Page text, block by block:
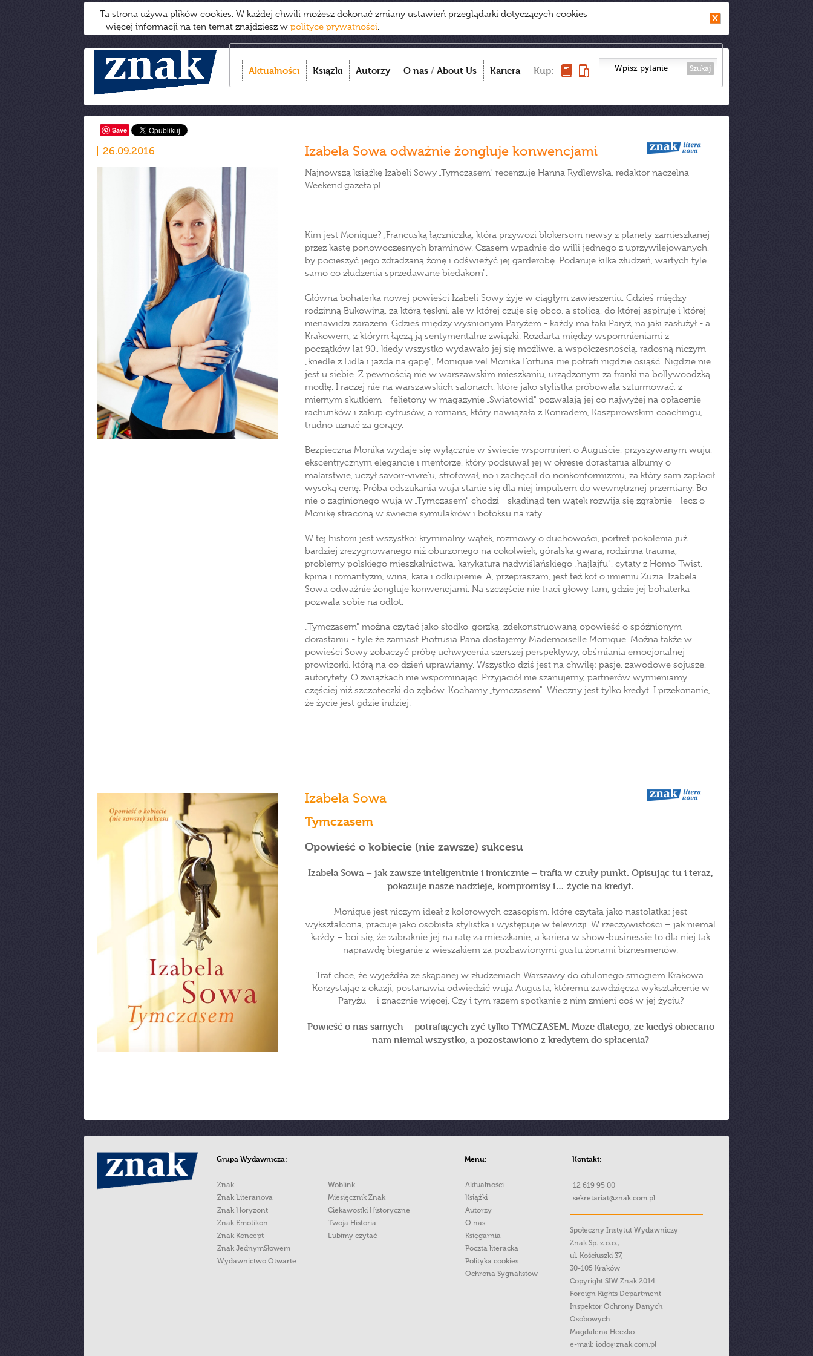
Ta strona używa plików cookies. W każdej chwili możesz dokonać zmiany ustawień przeglądarki dotyczących cookies
- więcej informacji na ten temat znajdziesz w polityce prywatności.
Aktualności Książki Autorzy O nas / About Us Kariera Kup: Szukaj
Save
26.09.2016 Izabela Sowa odważnie żongluje konwencjami
Najnowszą książkę Izabeli Sowy „Tymczasem" recenzuje Hanna Rydlewska, redaktor naczelna
Weekend.gazeta.pl.
Kim jest Monique? „Francuską łączniczką, która przywozi blokersom newsy z planety zamieszkanej
przez kastę ponowoczesnych braminów. Czasem wpadnie do willi jednego z uprzywilejowanych,
by pocieszyć jego zdradzaną żonę i odświeżyć jej garderobę. Podaruje kilka złudzeń, wartych tyle
samo co złudzenia sprzedawane biedakom".
Główna bohaterka nowej powieści Izabeli Sowy żyje w ciągłym zawieszeniu. Gdzieś między
rodzinną Bukowiną, za którą tęskni, ale w której czuje się obco, a stolicą, do której aspiruje i której
nienawidzi zarazem. Gdzieś między wyśnionym Paryżem - każdy ma taki Paryż, na jaki zasłużył - a
Krakowem, z którym łączą ją sentymentalne związki. Rozdarta między wspomnieniami z
początków lat 90., kiedy wszystko wydawało jej się możliwe, a współczesnością, radosną niczym
„knedle z Lidla i jazda na gapę", Monique vel Monika Fortuna nie potrafi nigdzie osiąść. Nigdzie nie
jest u siebie. Z pewnością nie w warszawskim mieszkaniu, urządzonym za franki na bollywoodzką
modłę. I raczej nie na warszawskich salonach, które jako stylistka próbowała szturmować, z
miernym skutkiem - felietony w magazynie „Światowid" pozwalają jej co najwyżej na opłacenie
rachunków i zakup cytrusów, a romans, który nawiązała z Konradem, Kaszpirowskim coachingu,
trudno uznać za gorący.
Bezpieczna Monika wydaje się wyłącznie w świecie wspomnień o Auguście, przyszywanym wuju,
ekscentrycznym elegancie i mentorze, który podsuwał jej w okresie dorastania albumy o
malarstwie, uczył savoir-vivre'u, strofował, no i zachęcał do nonkonformizmu, za który sam zapłacił
wysoką cenę. Próba odszukania wuja stanie się dla niej impulsem do wewnętrznej przemiany. Bo
nie o zaginionego wuja w „Tymczasem" chodzi - skądinąd ten wątek rozwija się zgrabnie - lecz o
Monikę straconą w świecie symulakrów i botoksu na raty.
W tej historii jest wszystko: kryminalny wątek, rozmowy o duchowości, portret pokolenia już
bardziej zrezygnowanego niż oburzonego na cokolwiek, góralska gwara, rodzinna trauma,
problemy polskiego mieszkalnictwa, karykatura nadwiślańskiego „hajlajfu", cytaty z Homo Twist,
kpina i romantyzm, wina, kara i odkupienie. A, przepraszam, jest też kot o imieniu Zuzia. Izabela
Sowa odważnie żongluje konwencjami. Na szczęście nie traci głowy tam, gdzie jej bohaterka
pozwala sobie na odlot.
„Tymczasem" można czytać jako słodko-gorzką, zdekonstruowaną opowieść o spóźnionym
dorastaniu - tyle że zamiast Piotrusia Pana dostajemy Mademoiselle Monique. Można także w
powieści Sowy zobaczyć próbę uchwycenia szerszej perspektywy, obśmiania emocjonalnej
prowizorki, którą na co dzień uprawiamy. Wszystko dziś jest na chwilę: pasje, zawodowe sojusze,
autorytety. O związkach nie wspominając. Przyjaciół nie szanujemy, partnerów wymieniamy
częściej niż szczoteczki do zębów. Kochamy „tymczasem". Wieczny jest tylko kredyt. I przekonanie,
że życie jest gdzie indziej.
Izabela Sowa
Tymczasem
Opowieść o kobiecie (nie zawsze) sukcesu
Izabela Sowa – jak zawsze inteligentnie i ironicznie – trafia w czuły punkt. Opisując tu i teraz,
pokazuje nasze nadzieje, kompromisy i… życie na kredyt.
Monique jest niczym ideał z kolorowych czasopism, które czytała jako nastolatka: jest
wykształcona, pracuje jako osobista stylistka i występuje w telewizji. W rzeczywistości – jak niemal
każdy – boi się, że zabraknie jej na ratę za mieszkanie, a kariera w show-businessie to dla niej tak
naprawdę bieganie z wieszakiem za pozbawionymi gustu żonami biznesmenów.
Traf chce, że wyjeżdża ze skąpanej w złudzeniach Warszawy do otulonego smogiem Krakowa.
Korzystając z okazji, postanawia odwiedzić wuja Augusta, któremu zawdzięcza wykształcenie w
Paryżu – i znacznie więcej. Czy i tym razem spotkanie z nim zmieni coś w jej życiu?
Powieść o nas samych – potrafiących żyć tylko TYMCZASEM. Może dlatego, że kiedyś obiecano
nam niemal wszystko, a pozostawiono z kredytem do spłacenia?
Grupa Wydawnicza:
Znak
Znak Literanova
Znak Horyzont
Znak Emotikon
Znak Koncept
Znak JednymSłowem
Wydawnictwo Otwarte
Woblink
Miesięcznik Znak
Ciekawostki Historyczne
Twoja Historia
Lubimy czytać
Menu:
Aktualności
Książki
Autorzy
O nas
Księgarnia
Poczta literacka
Polityka cookies
Ochrona Sygnalistow
Kontakt:
12 619 95 00
sekretariat@znak.com.pl
Społeczny Instytut Wydawniczy
Znak Sp. z o.o.,
ul. Kościuszki 37,
30-105 Kraków
Copyright SIW Znak 2014
Foreign Rights Department
Inspektor Ochrony Danych
Osobowych
Magdalena Heczko
e-mail: iodo@znak.com.pl